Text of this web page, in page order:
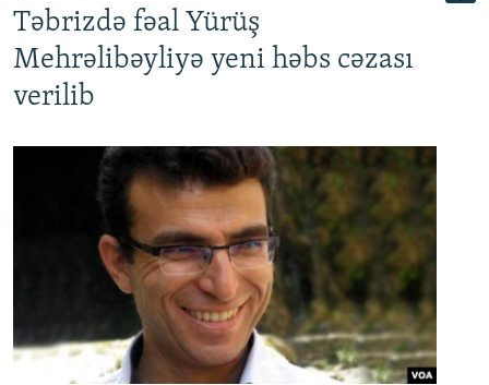
Təbrizdə fəal Yürüş
Mehrəlibəyliyə yeni həbs cəzası
verilib